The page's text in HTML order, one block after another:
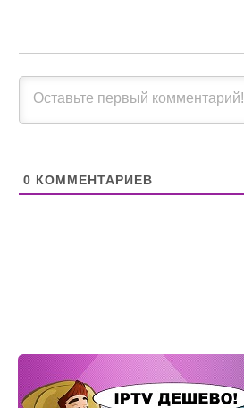
0 КОММЕНТАРИЕВ